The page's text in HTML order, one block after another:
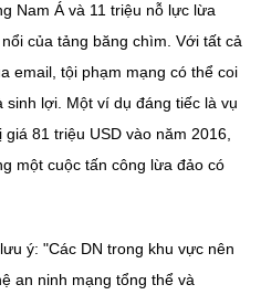
và Công nghệ (MST)
Thị Hải Hằng
Khoa học và Công nghệ.
- 18 Nguyễn Du, TP. Hà Nội
Học và Công Nghệ
Nam Á và 11 triệu nỗ lực lừa
của tảng băng chìm. Với tất cả
email, tội phạm mạng có thể coi
lợi. Một ví dụ đáng tiếc là vụ
81 triệu USD vào năm 2016,
một cuộc tấn công lừa đảo có
ý: "Các DN trong khu vực nên
an ninh mạng tổng thể và